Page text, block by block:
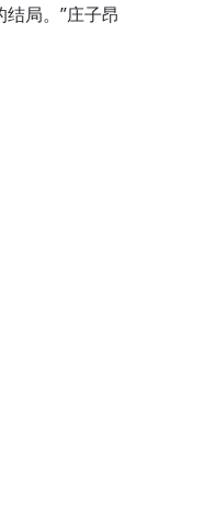
局。”庄子昂